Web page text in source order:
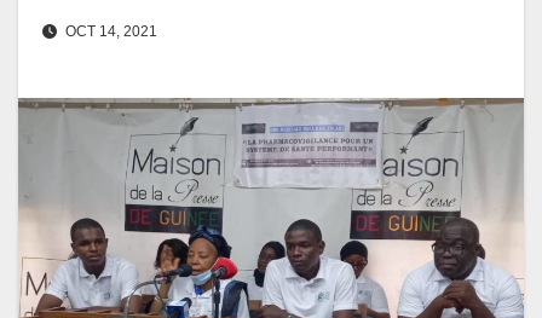
OCT 14, 2021